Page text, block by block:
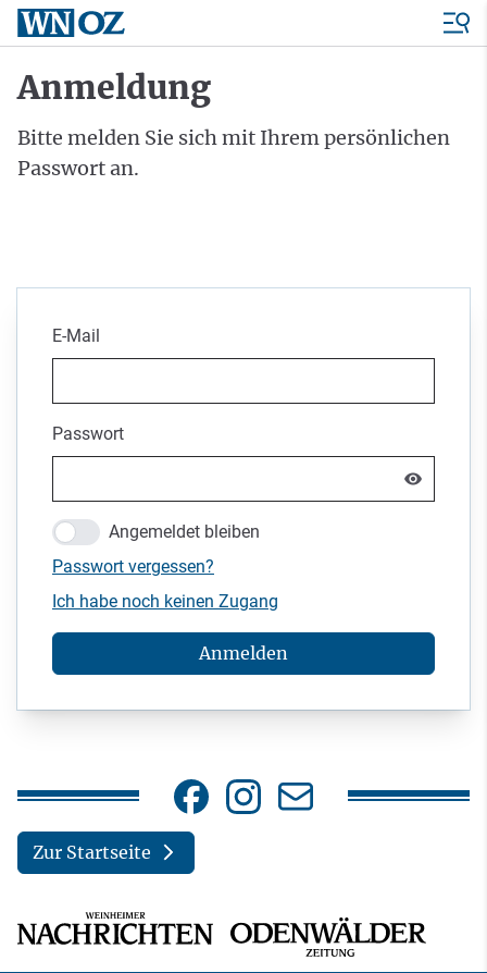
Anmeldung
Bitte melden Sie sich mit Ihrem persönlichen
Passwort an.
E-Mail
Passwort
Angemeldet bleiben
Passwort vergessen?
Ich habe noch keinen Zugang
Anmelden
Zur Startseite